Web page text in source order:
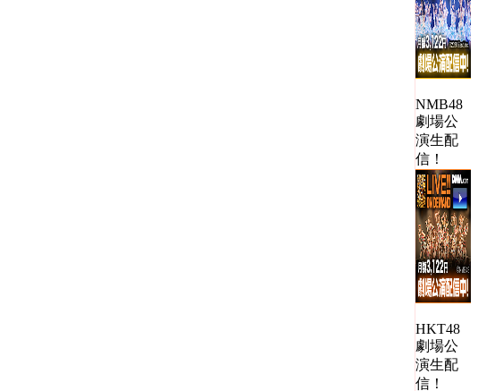
NMB48
劇場公
演生配
信！
HKT48
劇場公
演生配
信！